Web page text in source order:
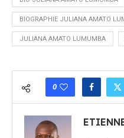
BIOGRAPHIE JULIANA AMATO
JULIANA AMATO LUMUMBA
0